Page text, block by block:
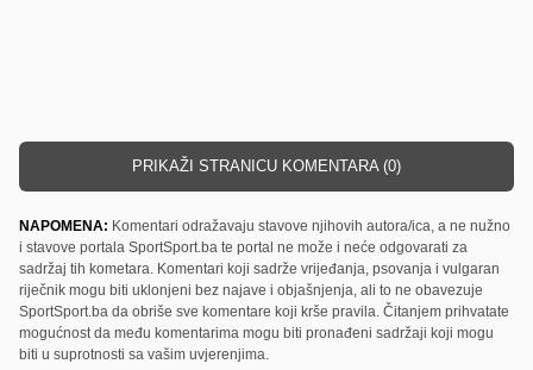
PRIKAŽI STRANICU KOMENTARA (0)
NAPOMENA: Komentari odražavaju stavove njihovih autora/ica, a ne nužno
i stavove portala SportSport.ba te portal ne može i neće odgovarati za
sadržaj tih kometara. Komentari koji sadrže vrijeđanja, psovanja i vulgaran
riječnik mogu biti uklonjeni bez najave i objašnjenja, ali to ne obavezuje
SportSport.ba da obriše sve komentare koji krše pravila. Čitanjem prihvatate
mogućnost da među komentarima mogu biti pronađeni sadržaji koji mogu
biti u suprotnosti sa vašim uvjerenjima.